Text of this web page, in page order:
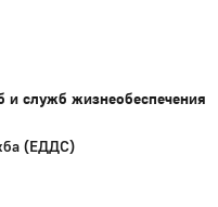
и служб жизнеобеспечения
(ЕДДС)